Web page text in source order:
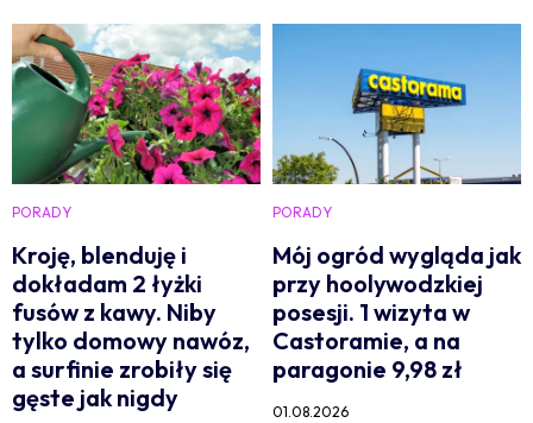
PORADY
Kroję, blenduję i
dokładam 2 łyżki
fusów z kawy. Niby
tylko domowy nawóz,
a surfinie zrobiły się
gęste jak nigdy
PORADY
Mój ogród wygląda jak
przy hoolywodzkiej
posesji. 1 wizyta w
Castoramie, a na
paragonie 9,98 zł
01.08.2026